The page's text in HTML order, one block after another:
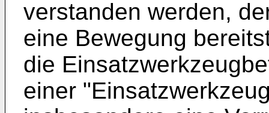
verstanden werden,
eine Bewegung
die
einer